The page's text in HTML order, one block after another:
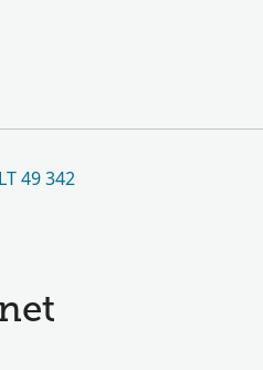
49 342